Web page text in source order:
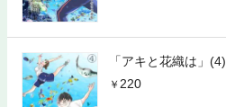
「アキと花織は」(4)
220